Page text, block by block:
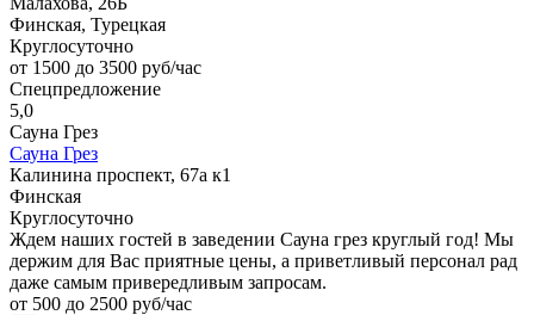
Финская, Турецкая
Круглосуточно
от 1500 до 3500 руб/час
Спецпредложение
5,0
Сауна Грез
Сауна Грез
Калинина проспект, 67а к1
Финская
Круглосуточно
Ждем наших гостей в заведении Сауна грез круглый год! Мы
держим для Вас приятные цены, а приветливый персонал рад
даже самым привередливым запросам.
от 500 до 2500 руб/час